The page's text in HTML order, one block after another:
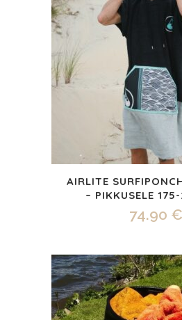
AIRLITE
– PIKKUSELE
74.90 €